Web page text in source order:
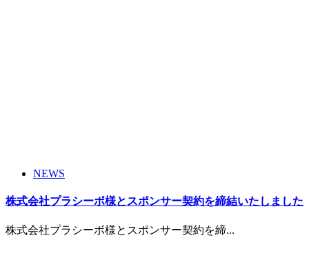
NEWS
株式会社プラシーボ様とスポンサー契約を締結いたしました
株式会社プラシーボ様とスポンサー契約を締...